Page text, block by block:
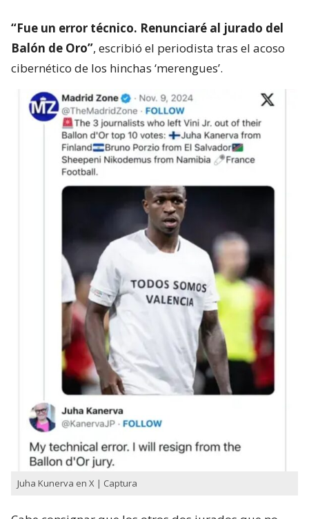
“Fue un error técnico. Renunciaré al jurado del
Balón de Oro”, escribió el periodista tras el acoso
cibernético de los hinchas ‘merengues’.
Juha Kunerva en X | Captura